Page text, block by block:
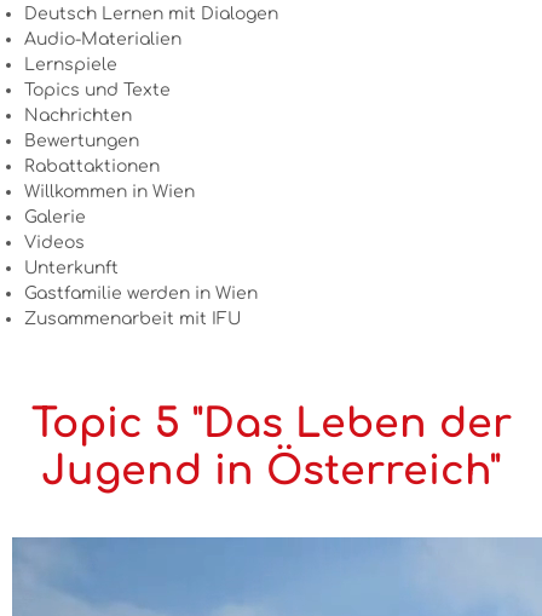
Deutsch Lernen mit Dialogen
Audio-Materialien
Lernspiele
Topics und Texte
Nachrichten
Bewertungen
Rabattaktionen
Willkommen in Wien
Galerie
Videos
Unterkunft
Gastfamilie werden in Wien
Zusammenarbeit mit IFU
Topic 5 "Das Leben der
Jugend in Österreich"